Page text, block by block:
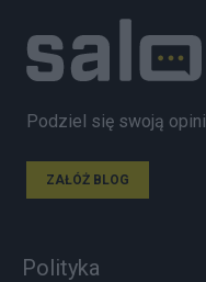
Podziel się swoją
ZAŁÓŻ BLOG
Polityka